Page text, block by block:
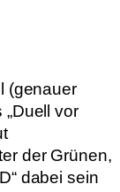
(genauer
vor
der Grünen,
dabei sein